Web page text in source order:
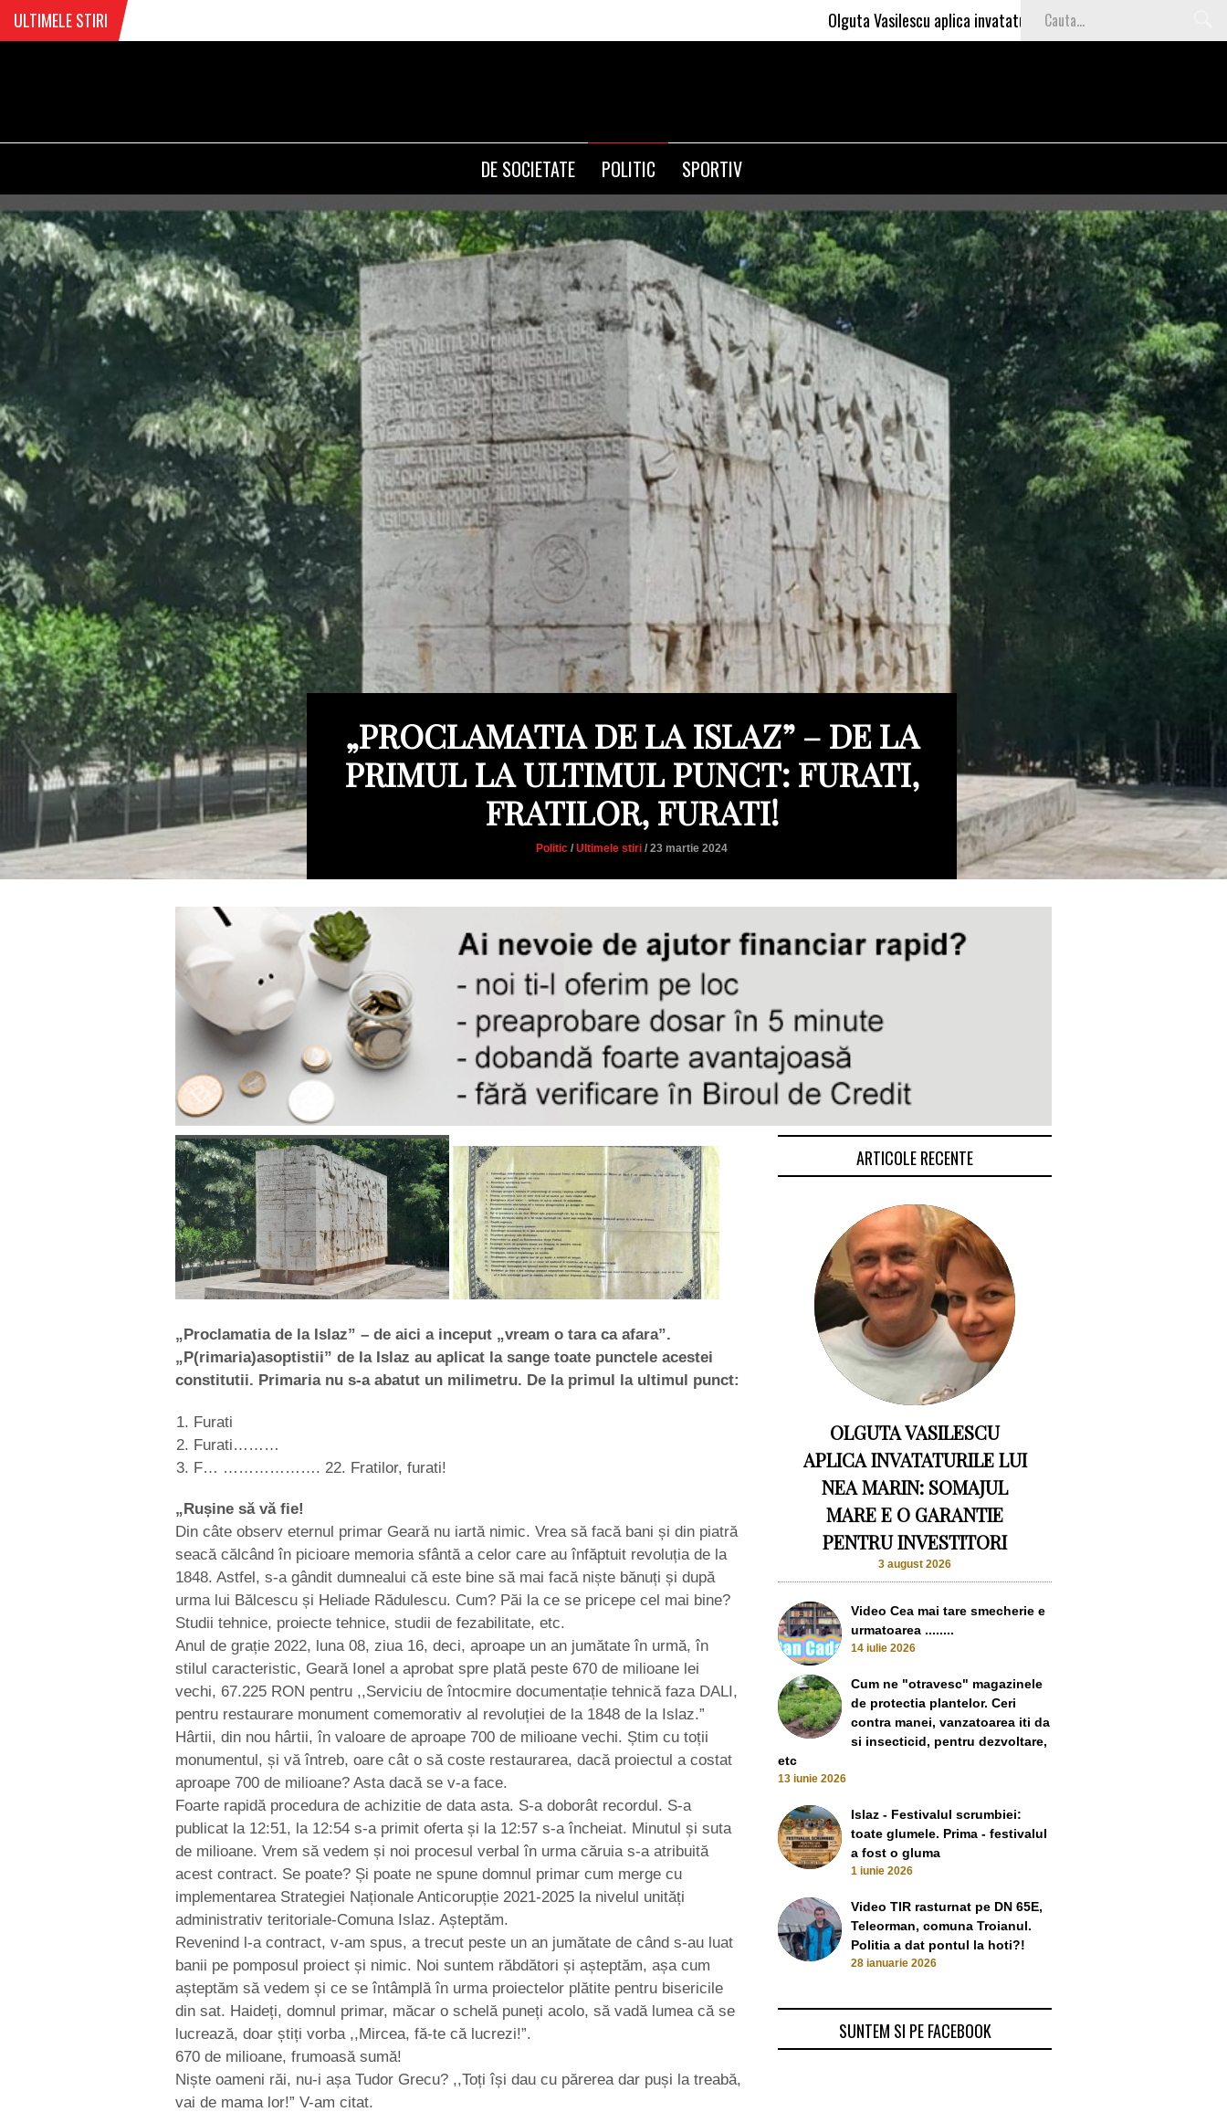
ULTIMELE STIRI Olguta Vasilescu aplica invataturile lui Nea Marin: somajul mare e o garantie
DE SOCIETATE POLITIC SPORTIV
„PROCLAMATIA DE LA ISLAZ” – DE LA
PRIMUL LA ULTIMUL PUNCT: FURATI,
FRATILOR, FURATI!
Politic / Ultimele stiri / 23 martie 2024
„Proclamatia de la Islaz” – de aici a inceput „vream o tara ca afara”.
„P(rimaria)asoptistii” de la Islaz au aplicat la sange toate punctele acestei
constitutii. Primaria nu s-a abatut un milimetru. De la primul la ultimul punct:
Furati
Furati………
F… ………………. 22. Fratilor, furati!
„Rușine să vă fie!
Din câte observ eternul primar Geară nu iartă nimic. Vrea să facă bani și din piatră
seacă călcând în picioare memoria sfântă a celor care au înfăptuit revoluția de la
1848. Astfel, s-a gândit dumnealui că este bine să mai facă niște bănuți și după
urma lui Bălcescu și Heliade Rădulescu. Cum? Păi la ce se pricepe cel mai bine?
Studii tehnice, proiecte tehnice, studii de fezabilitate, etc.
Anul de grație 2022, luna 08, ziua 16, deci, aproape un an jumătate în urmă, în
stilul caracteristic, Geară Ionel a aprobat spre plată peste 670 de milioane lei
vechi, 67.225 RON pentru ,,Serviciu de întocmire documentație tehnică faza DALI,
pentru restaurare monument comemorativ al revoluției de la 1848 de la Islaz.”
Hârtii, din nou hârtii, în valoare de aproape 700 de milioane vechi. Știm cu toții
monumentul, și vă întreb, oare cât o să coste restaurarea, dacă proiectul a costat
aproape 700 de milioane? Asta dacă se v-a face.
Foarte rapidă procedura de achizitie de data asta. S-a doborât recordul. S-a
publicat la 12:51, la 12:54 s-a primit oferta și la 12:57 s-a încheiat. Minutul și suta
de milioane. Vrem să vedem și noi procesul verbal în urma căruia s-a atribuită
acest contract. Se poate? Și poate ne spune domnul primar cum merge cu
implementarea Strategiei Naționale Anticorupție 2021-2025 la nivelul unități
administrativ teritoriale-Comuna Islaz. Așteptăm.
Revenind l-a contract, v-am spus, a trecut peste un an jumătate de când s-au luat
banii pe pomposul proiect și nimic. Noi suntem răbdători și așteptăm, așa cum
așteptăm să vedem și ce se întâmplă în urma proiectelor plătite pentru bisericile
din sat. Haideți, domnul primar, măcar o schelă puneți acolo, să vadă lumea că se
lucrează, doar știți vorba ,,Mircea, fă-te că lucrezi!”.
670 de milioane, frumoasă sumă!
Niște oameni răi, nu-i așa Tudor Grecu? ,,Toți își dau cu părerea dar puși la treabă,
vai de mama lor!” V-am citat.
ARTICOLE RECENTE
OLGUTA VASILESCU
APLICA INVATATURILE LUI
NEA MARIN: SOMAJUL
MARE E O GARANTIE
PENTRU INVESTITORI
3 august 2026
Video Cea mai tare smecherie e
urmatoarea ........
14 iulie 2026
Cum ne "otravesc" magazinele
de protectia plantelor. Ceri
contra manei, vanzatoarea iti da
si insecticid, pentru dezvoltare,
etc
13 iunie 2026
Islaz - Festivalul scrumbiei:
toate glumele. Prima - festivalul
a fost o gluma
1 iunie 2026
Video TIR rasturnat pe DN 65E,
Teleorman, comuna Troianul.
Politia a dat pontul la hoti?!
28 ianuarie 2026
SUNTEM SI PE FACEBOOK